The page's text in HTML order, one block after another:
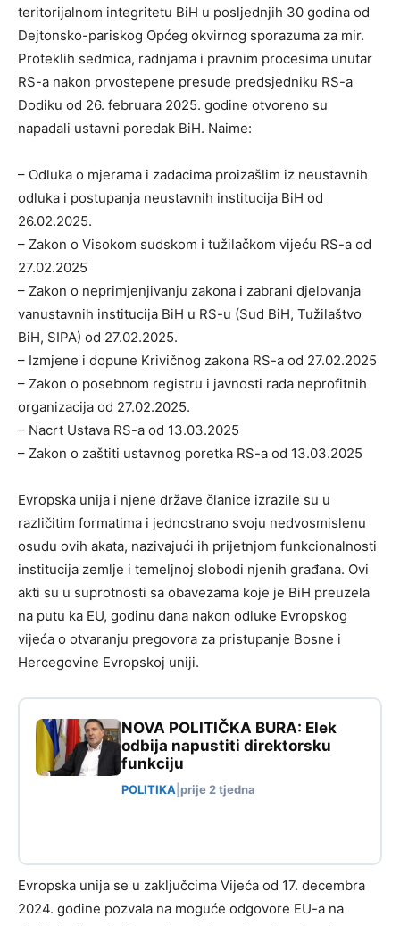
teritorijalnom integritetu BiH u posljednjih 30 godina od
Dejtonsko-pariskog Općeg okvirnog sporazuma za mir.
Proteklih sedmica, radnjama i pravnim procesima unutar
RS-a nakon prvostepene presude predsjedniku RS-a
Dodiku od 26. februara 2025. godine otvoreno su
napadali ustavni poredak BiH. Naime:
– Odluka o mjerama i zadacima proizašlim iz neustavnih
odluka i postupanja neustavnih institucija BiH od
26.02.2025.
– Zakon o Visokom sudskom i tužilačkom vijeću RS-a od
27.02.2025
– Zakon o neprimjenjivanju zakona i zabrani djelovanja
vanustavnih institucija BiH u RS-u (Sud BiH, Tužilaštvo
BiH, SIPA) od 27.02.2025.
– Izmjene i dopune Krivičnog zakona RS-a od 27.02.2025
– Zakon o posebnom registru i javnosti rada neprofitnih
organizacija od 27.02.2025.
– Nacrt Ustava RS-a od 13.03.2025
– Zakon o zaštiti ustavnog poretka RS-a od 13.03.2025
Evropska unija i njene države članice izrazile su u
različitim formatima i jednostrano svoju nedvosmislenu
osudu ovih akata, nazivajući ih prijetnjom funkcionalnosti
institucija zemlje i temeljnoj slobodi njenih građana. Ovi
akti su u suprotnosti sa obavezama koje je BiH preuzela
na putu ka EU, godinu dana nakon odluke Evropskog
vijeća o otvaranju pregovora za pristupanje Bosne i
Hercegovine Evropskoj uniji.
NOVA POLITIČKA BURA: Elek
odbija napustiti direktorsku
funkciju
POLITIKA prije 2 tjedna
Evropska unija se u zaključcima Vijeća od 17. decembra
2024. godine pozvala na moguće odgovore EU-a na